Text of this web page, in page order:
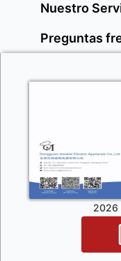
Nuestro
Preguntas
2026